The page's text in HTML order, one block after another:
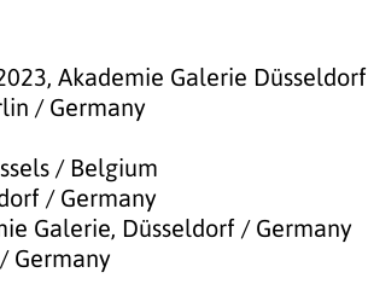
Akademie Galerie Düsseldorf
/ Germany
/ Belgium
/ Germany
Galerie, Düsseldorf / Germany
Germany